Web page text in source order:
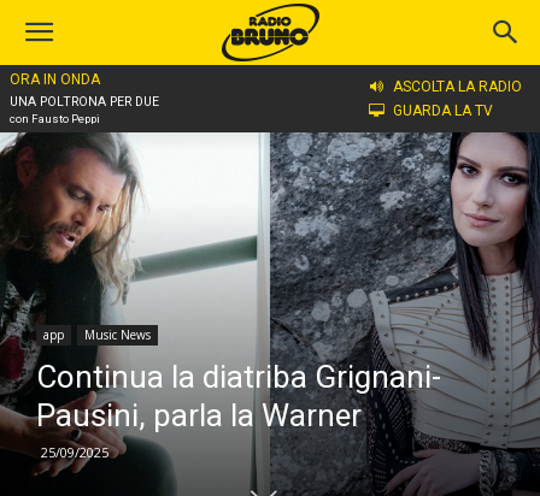
ORA IN ONDA
UNA POLTRONA PER DUE
con Fausto Peppi
ASCOLTA LA RADIO
GUARDA LA TV
Home
app Music News
Continua la diatriba Grignani-
Pausini, parla la Warner
25/09/2025